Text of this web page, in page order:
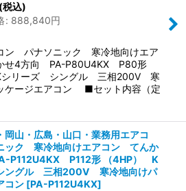
(税込)
: 888,840円
ン パナソニック 寒冷地向けエア
せ4方向 PA-P80U4KX P80形
シリーズ シングル 三相200V 寒
ケージエアコン ■セット内容（定
岡山・広島・山口・業務用エアコ
ック 寒冷地向けエアコン てんか
P112U4KX P112形 （4HP） K
ングル 三相200V 寒冷地向けパ
コン [PA-P112U4KX]